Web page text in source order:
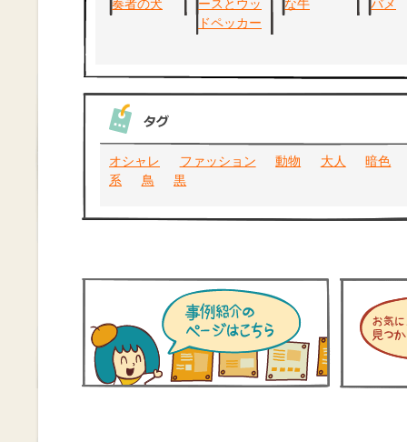
オシャレ ファッション 動物 大人
暗色
系
鳥 黒